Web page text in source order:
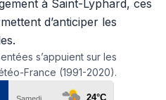
à Saint-Lyphard, ces
d’anticiper les
s’appuient sur les
France (1991-2020).